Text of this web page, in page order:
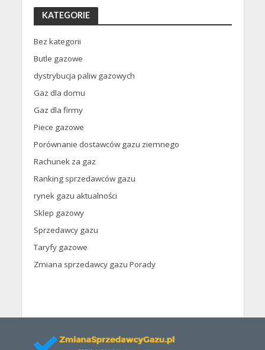
KATEGORIE
Bez kategorii
Butle gazowe
dystrybucja paliw gazowych
Gaz dla domu
Gaz dla firmy
Piece gazowe
Porównanie dostawców gazu ziemnego
Rachunek za gaz
Ranking sprzedawców gazu
rynek gazu aktualności
Sklep gazowy
Sprzedawcy gazu
Taryfy gazowe
Zmiana sprzedawcy gazu Porady